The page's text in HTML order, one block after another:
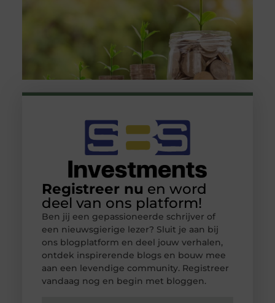
Registreer nu en word
deel van ons platform!
Ben jij een gepassioneerde schrijver of
een nieuwsgierige lezer? Sluit je aan bij
ons blogplatform en deel jouw verhalen,
ontdek inspirerende blogs en bouw mee
aan een levendige community. Registreer
vandaag nog en begin met bloggen.